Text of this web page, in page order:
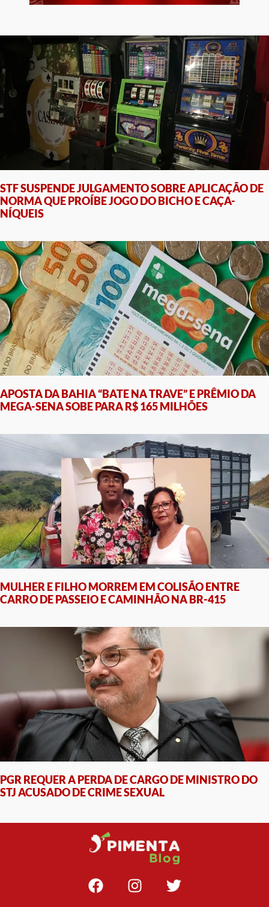
STF SUSPENDE JULGAMENTO SOBRE APLICAÇÃO DE
NORMA QUE PROÍBE JOGO DO BICHO E CAÇA-
NÍQUEIS
APOSTA DA BAHIA “BATE NA TRAVE” E PRÊMIO DA
MEGA-SENA SOBE PARA R$ 165 MILHÕES
MULHER E FILHO MORREM EM COLISÃO ENTRE
CARRO DE PASSEIO E CAMINHÃO NA BR-415
PGR REQUER A PERDA DE CARGO DE MINISTRO DO
STJ ACUSADO DE CRIME SEXUAL